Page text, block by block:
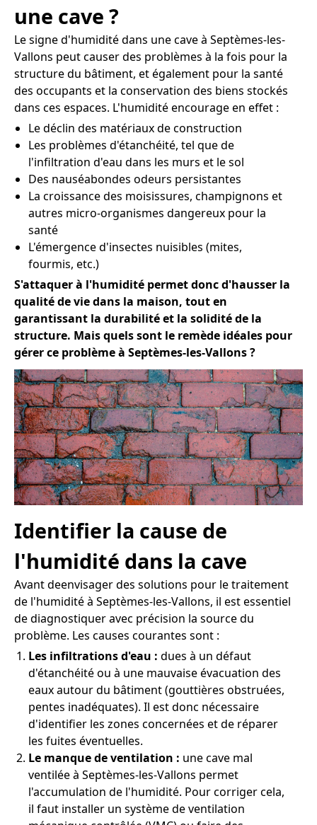
une cave ?
Le signe d'humidité dans une cave à Septèmes-les-
Vallons peut causer des problèmes à la fois pour la
structure du bâtiment, et également pour la santé
des occupants et la conservation des biens stockés
dans ces espaces. L'humidité encourage en effet :
Le déclin des matériaux de construction
Les problèmes d'étanchéité, tel que de
l'infiltration d'eau dans les murs et le sol
Des nauséabondes odeurs persistantes
La croissance des moisissures, champignons et
autres micro-organismes dangereux pour la
santé
L'émergence d'insectes nuisibles (mites,
fourmis, etc.)
S'attaquer à l'humidité permet donc d'hausser la
qualité de vie dans la maison, tout en
garantissant la durabilité et la solidité de la
structure. Mais quels sont le remède idéales pour
gérer ce problème à Septèmes-les-Vallons ?
Identifier la cause de
l'humidité dans la cave
Avant deenvisager des solutions pour le traitement
de l'humidité à Septèmes-les-Vallons, il est essentiel
de diagnostiquer avec précision la source du
problème. Les causes courantes sont :
Les infiltrations d'eau : dues à un défaut
d'étanchéité ou à une mauvaise évacuation des
eaux autour du bâtiment (gouttières obstruées,
pentes inadéquates). Il est donc nécessaire
d'identifier les zones concernées et de réparer
les fuites éventuelles.
Le manque de ventilation : une cave mal
ventilée à Septèmes-les-Vallons permet
l'accumulation de l'humidité. Pour corriger cela,
il faut installer un système de ventilation